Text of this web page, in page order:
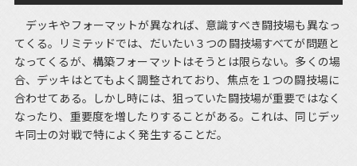
デッキやフォーマットが異なれば、意識すべき闘技場も異なっ
てくる。リミテッドでは、だいたい３つの闘技場すべてが問題と
なってくるが、構築フォーマットはそうとは限らない。多くの場
合、デッキはとてもよく調整されており、焦点を１つの闘技場に
合わせてある。しかし時には、狙っていた闘技場が重要ではなく
なったり、重要度を増したりすることがある。これは、同じデッ
キ同士の対戦で特によく発生することだ。